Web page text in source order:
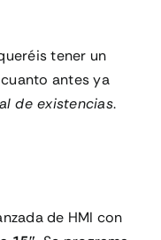
tener un
antes ya
de existencias.
de HMI con